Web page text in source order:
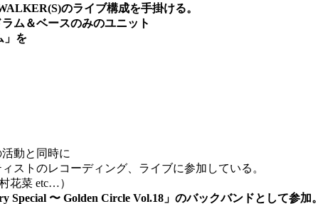
のライブ構成を手掛ける。
ム＆ベースのみのユニット
」を
動と同時に
ストのレコーディング、ライブに参加している。
花菜 etc…）
Special 〜 Golden Circle Vol.18」のバックバンドとして参加。